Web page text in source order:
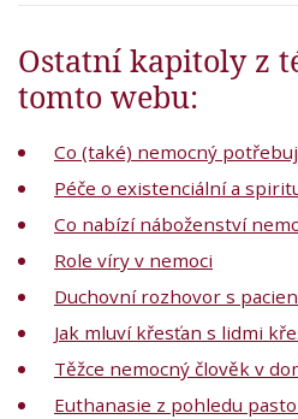
Ostatní kapitoly z
tomto webu:
Co (také) nemocný
Péče o existenciální a
Co nabízí náboženství
Role víry v nemoci
Duchovní rozhovor s
Jak mluví křesťan s lidmi
Těžce nemocný člověk v
Euthanasie z pohledu